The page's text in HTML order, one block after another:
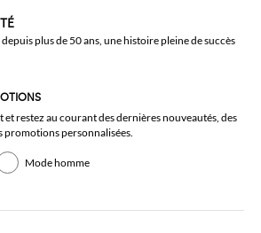
plus de 50 ans, une histoire pleine de succès
restez au courant des dernières nouveautés, des
promotions personnalisées.
Mode homme